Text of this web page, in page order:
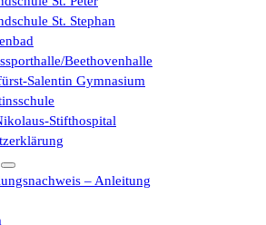
St. Stephan
Beethovenhalle
Salentin Gymnasium
Stifthospital
– Anleitung